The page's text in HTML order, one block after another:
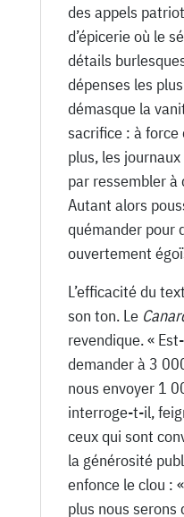
des appels
d’épicerie où le
détails
dépenses les
démasque la
sacrifice : à
plus, les
par ressembler à
Autant alors
quémander pour
ouvertement
L’efficacité du
son ton. Le
revendique. «
demander à 3
nous envoyer 1
interroge-t-il,
ceux qui sont
la générosité
enfonce le clou :
plus nous serons